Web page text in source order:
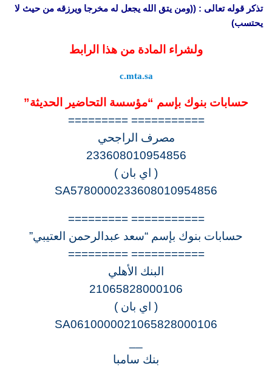
تذكر قوله تعالى : ((ومن يتق الله يجعل له مخرجا ويرزقه من حيث لا
يحتسب)
ولشراء المادة من هذا الرابط
c.mta.sa
حسابات بنوك بإسم “مؤسسة التحاضير الحديثة”
=========== =========
مصرف الراجحي
233608010954856
( اي بان )
SA5780000233608010954856
=========== =========
حسابات بنوك بإسم “سعد عبدالرحمن العتيبي”
=========== =========
البنك الأهلي
21065828000106
( اي بان )
SA0610000021065828000106
بنك سامبا